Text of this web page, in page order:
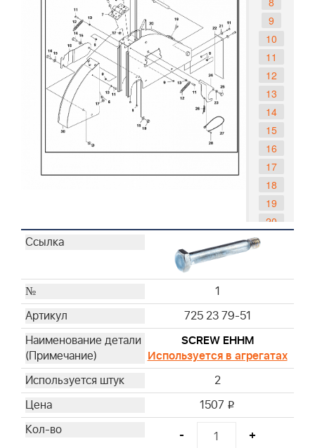
9
10
11
12
13
14
15
16
17
18
19
20
22
25
27
30
1
725 23 79-51
SCREW EHHM
Используется в агрегатах
2
1507 i
- +